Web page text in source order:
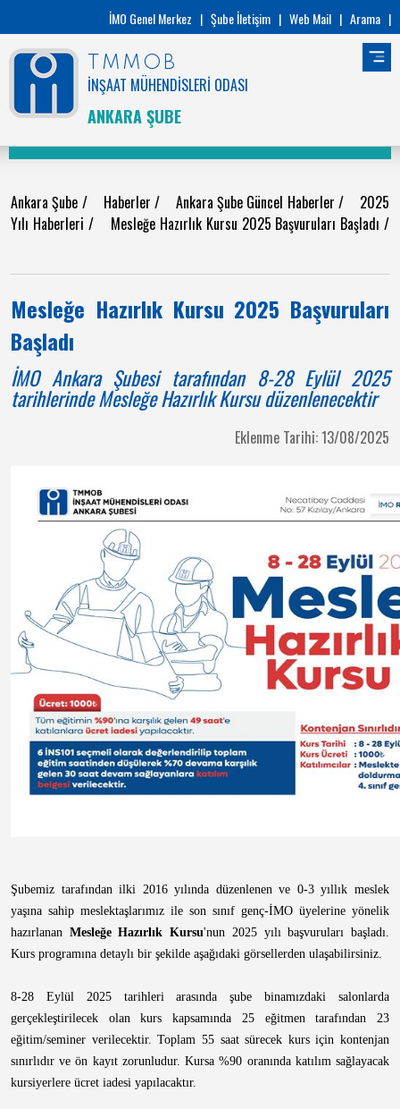
İMO Genel Merkez | Şube İletişim | Web Mail | Arama |
TMMOB
İNŞAAT MÜHENDİSLERİ ODASI
ANKARA ŞUBE
Ankara Şube / Haberler / Ankara Şube Güncel Haberler/ 2025
Yılı Haberleri / Mesleğe Hazırlık Kursu 2025 Başvuruları Başladı/
Mesleğe Hazırlık Kursu 2025 Başvuruları
Başladı
İMO Ankara Şubesi tarafından 8-28 Eylül 2025
tarihlerinde Mesleğe Hazırlık Kursu düzenlenecektir
Eklenme Tarihi: 13/08/2025
Şubemiz tarafından ilki 2016 yılında düzenlenen ve 0-3 yıllık meslek
yaşına sahip meslektaşlarımız ile son sınıf genç-İMO üyelerine yönelik
hazırlanan Mesleğe Hazırlık Kursu'nun 2025 yılı başvuruları başladı.
Kurs programına detaylı bir şekilde aşağıdaki görsellerden ulaşabilirsiniz.
8-28 Eylül 2025 tarihleri arasında şube binamızdaki salonlarda
gerçekleştirilecek olan kurs kapsamında 25 eğitmen tarafından 23
eğitim/seminer verilecektir. Toplam 55 saat sürecek kurs için kontenjan
sınırlıdır ve ön kayıt zorunludur. Kursa %90 oranında katılım sağlayacak
kursiyerlere ücret iadesi yapılacaktır.